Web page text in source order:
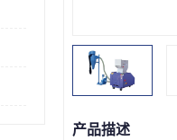
产品描述